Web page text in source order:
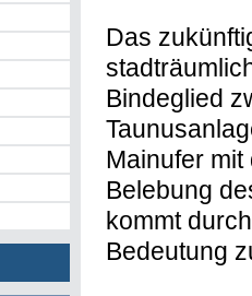
Das
Bindeglied
Mainufer
Belebung
kommt
Bedeutung